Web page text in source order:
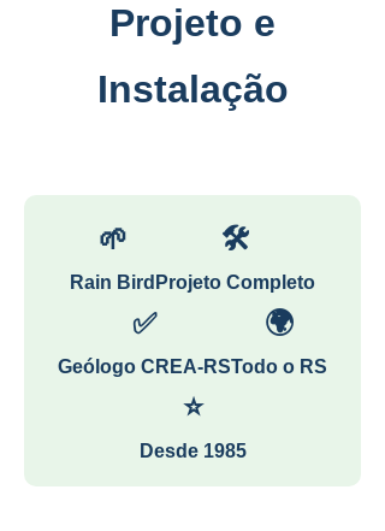
Projeto e
Instalação
🌱
Rain Bird
🛠
Projeto Completo
✅
Geólogo CREA-RS
🌍
Todo o RS
⭐
Desde 1985